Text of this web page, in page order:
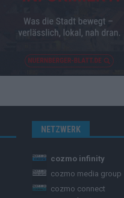
NETZWERK
cozmo infinity
cozmo media group
cozmo connect